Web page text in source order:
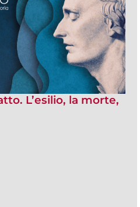
L’esilio, la morte,